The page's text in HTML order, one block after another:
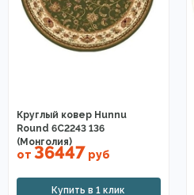
Круглый ковер Hunnu
Round 6C2243 136
(Монголия)
от 36447 руб